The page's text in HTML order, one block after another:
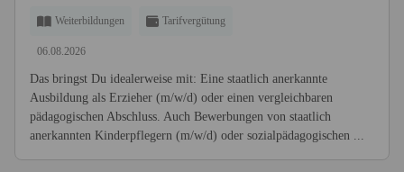
Weiterbildungen Tarifvergütung
06.08.2026
Das bringst Du idealerweise mit: Eine staatlich anerkannte
Ausbildung als Erzieher (m/w/d) oder einen vergleichbaren
pädagogischen Abschluss. Auch Bewerbungen von staatlich
anerkannten Kinderpflegern (m/w/d) oder sozialpädagogischen ...